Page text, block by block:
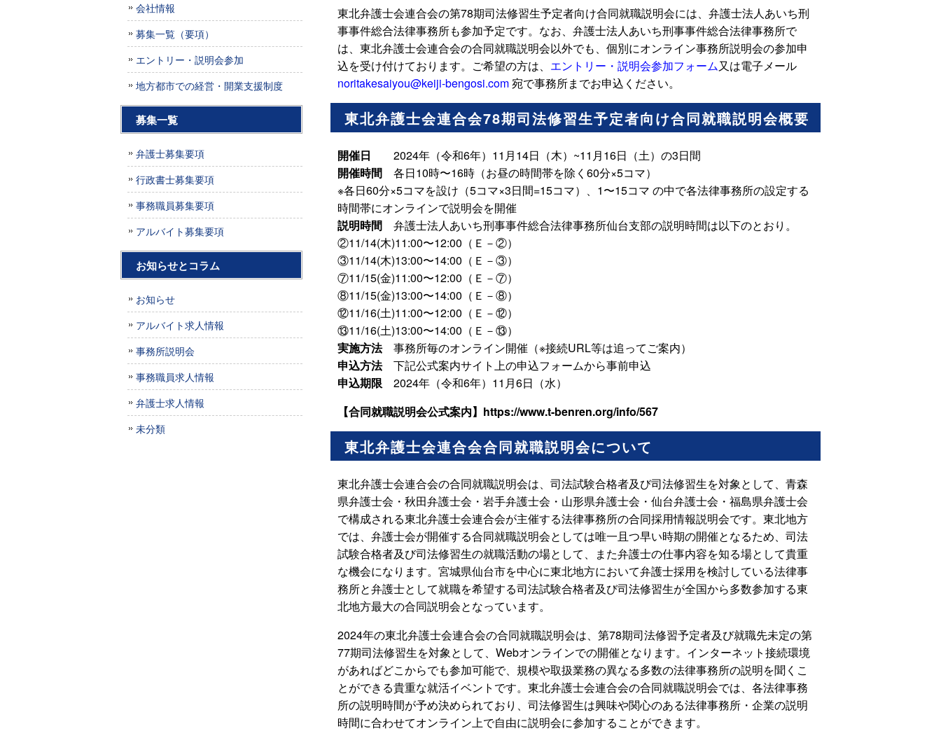
東北弁護士会連合会の第78期司法修習生予定者向け合同就職説明会には、弁護士法人あいち刑
事事件総合法律事務所も参加予定です。なお、弁護士法人あいち刑事事件総合法律事務所で
は、東北弁護士会連合会の合同就職説明会以外でも、個別にオンライン事務所説明会の参加申
込を受け付けております。ご希望の方は、 エントリー・説明会参加フォーム又は電子メール
noritakesaiyou@keiji-bengosi.com宛で事務所までお申込ください。
東北弁護士会連合会78期司法修習生予定者向け合同就職説明会概要
開催日
2024年（令和6年）11月14日（木）~11月16日（土）の3日間
開催時間 各日10時〜16時（お昼の時間帯を除く60分×5コマ）
※各日60分×5コマを設け（5コマ×3日間=15コマ）、1〜15コマ の中で各法律事務所の設定する
時間帯にオンラインで説明会を開催
説明時間 弁護士法人あいち刑事事件総合法律事務所仙台支部の説明時間は以下のとおり。
②11/14(⽊)11:00〜12:00（Ｅ－②）
③11/14(⽊)13:00〜14:00（Ｅ－③）
⑦11/15(⾦)11:00〜12:00（Ｅ－⑦）
⑧11/15(⾦)13:00〜14:00（Ｅ－⑧）
⑫11/16(⼟)11:00〜12:00（Ｅ－⑫）
⑬11/16(⼟)13:00〜14:00（Ｅ－⑬）
実施方法事務所毎のオンライン開催（※接続URL等は追ってご案内）
申込方法下記公式案内サイト上の申込フォームから事前申込
申込期限 2024年（令和6年）11月6日（水）
【合同就職説明会公式案内】 https://www.t-benren.org/info/567
東北弁護士会連合会合同就職説明会について
東北弁護士会連合会の合同就職説明会は、司法試験合格者及び司法修習生を対象として、青森
県弁護士会・秋田弁護士会・岩手弁護士会・山形県弁護士会・仙台弁護士会・福島県弁護士会
で構成される東北弁護士会連合会が主催する法律事務所の合同採用情報説明会です。東北地方
では、弁護士会が開催する合同就職説明会としては唯一且つ早い時期の開催となるため、司法
試験合格者及び司法修習生の就職活動の場として、また弁護士の仕事内容を知る場として貴重
な機会になります。宮城県仙台市を中心に東北地方において弁護士採用を検討している法律事
務所と弁護士として就職を希望する司法試験合格者及び司法修習生が全国から多数参加する東
北地方最大の合同説明会となっています。
2024年の東北弁護士会連合会の合同就職説明会は、第78期司法修習予定者及び就職先未定の第
77期司法修習生を対象として、Webオンラインでの開催となります。インターネット接続環境
があればどこからでも参加可能で、規模や取扱業務の異なる多数の法律事務所の説明を聞くこ
とができる貴重な就活イベントです。東北弁護士会連合会の合同就職説明会では、各法律事務
所の説明時間が予め決められており、司法修習生は興味や関心のある法律事務所・企業の説明
時間に合わせてオンライン上で自由に説明会に参加することができます。
会社情報
募集一覧（要項）
エントリー・説明会参加
地方都市での経営・開業支援制度
募集一覧
弁護士募集要項
行政書士募集要項
事務職員募集要項
アルバイト募集要項
お知らせとコラム
お知らせ
アルバイト求人情報
事務所説明会
事務職員求人情報
弁護士求人情報
未分類